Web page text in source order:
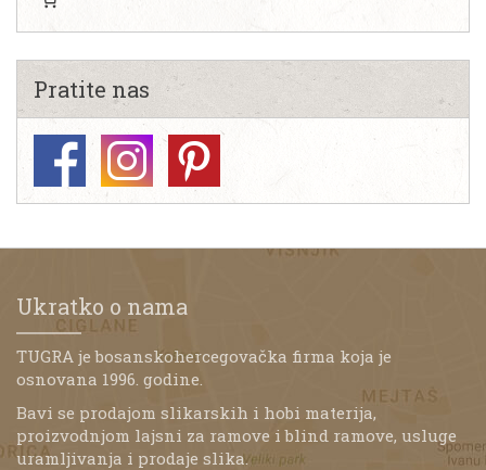
Pratite nas
Ukratko o nama
TUGRA je bosanskohercegovačka firma koja je
osnovana 1996. godine.
Bavi se prodajom slikarskih i hobi materija,
proizvodnjom lajsni za ramove i blind ramove, usluge
uramljivanja i prodaje slika.